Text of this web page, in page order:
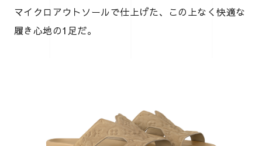
マイクロアウトソールで仕上げた、この上なく快適な
履き心地の1足だ。